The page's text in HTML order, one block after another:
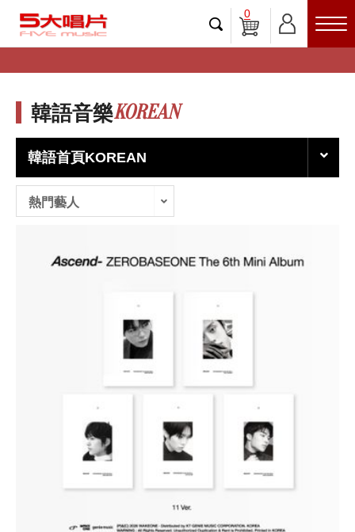
0
韓語音樂KOREAN
韓語首頁KOREAN
熱門藝人